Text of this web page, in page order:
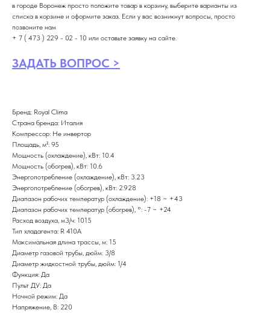
в городе Воронеж просто положите товар в корзину, выберите варианты из
списка в корзине и оформите заказ. Если у вас возникнут вопросы, просто
позвоните нам
+ 7 ( 473 ) 229 - 02 - 10 или оставьте заявку на сайте.
ЗАДАТЬ ВОПРОС >
Бренд: Royal Clima
Страна бренда: Италия
Компрессор: Не инвертор
Площадь, м²: 95
Мощность (охлаждение), кВт: 10.4
Мощность (обогрев), кВт: 10.6
Энергопотребление (охлаждение), кВт: 3.23
Энергопотребление (обогрев), кВт: 2.928
Диапазон рабочих температур (охлаждение): +18 ~ +43
Диапазон рабочих температур (обогрев), °: -7 ~ +24
Расход воздуха, м3/ч: 1015
Тип хладагента: R 410A
Максимальная длина трассы, м: 15
Диаметр газовой трубы, дюйм: 3/8
Диаметр жидкостной трубы, дюйм: 1/4
Функция: Да
Пульт ДУ: Да
Ночной режим: Да
Напряжение, В: 220